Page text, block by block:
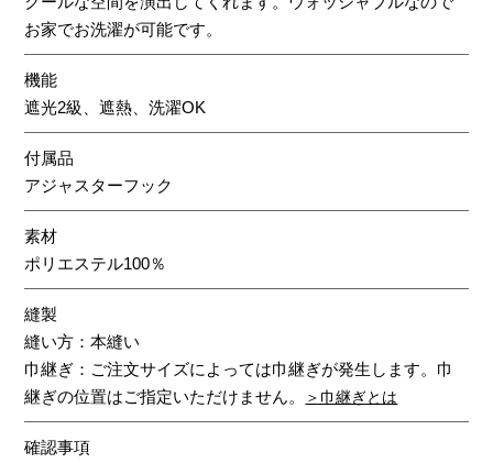
お家でお洗濯が可能です。
機能
遮光2級、遮熱、洗濯OK
付属品
アジャスターフック
素材
ポリエステル100％
縫製
縫い方：本縫い
巾継ぎ：ご注文サイズによっては巾継ぎが発生します。巾
継ぎの位置はご指定いただけません。
＞巾継ぎとは
確認事項